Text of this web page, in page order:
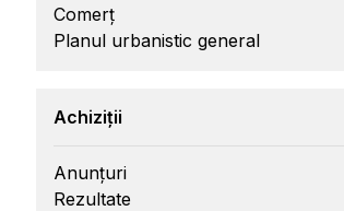
Comerț
Planul urbanistic general
Achiziții
Anunțuri
Rezultate